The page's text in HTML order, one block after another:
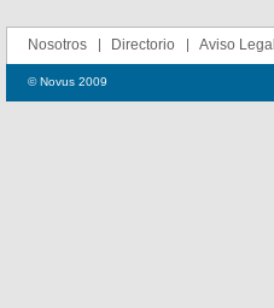
Nosotros Directorio Aviso Legal
© Novus 2009